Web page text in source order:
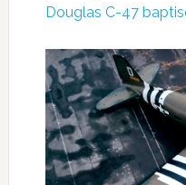
Douglas C-47